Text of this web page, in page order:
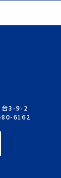
台3-9-2
6162